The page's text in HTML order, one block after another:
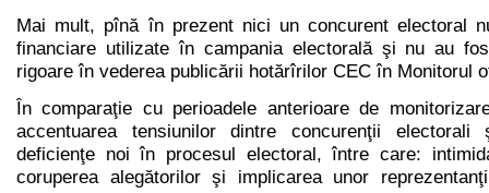
Mai mult, pînă în prezent nici un concurent electoral
financiare utilizate în campania electorală şi nu au
rigoare în vederea publicării hotărîrilor CEC în Monitorul
În comparaţie cu perioadele anterioare de
accentuarea tensiunilor dintre concurenţii
deficienţe noi în procesul electoral, între care:
coruperea alegătorilor şi implicarea unor